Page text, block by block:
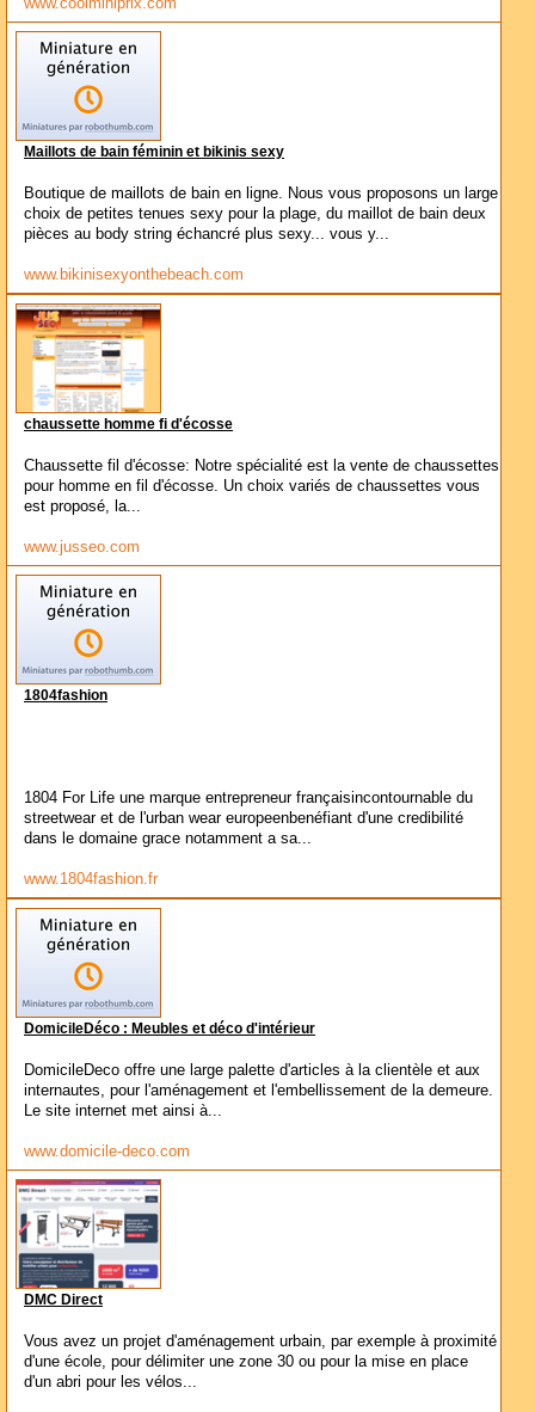
Maillots de bain féminin et bikinis sexy
Boutique de maillots de bain en ligne. Nous vous proposons un large
choix de petites tenues sexy pour la plage, du maillot de bain deux
pièces au body string échancré plus sexy... vous y...
www.bikinisexyonthebeach.com
chaussette homme fi d'écosse
Chaussette fil d'écosse: Notre spécialité est la vente de chaussettes
pour homme en fil d'écosse. Un choix variés de chaussettes vous
est proposé, la...
www.jusseo.com
1804fashion
1804 For Life une marque entrepreneur françaisincontournable du
streetwear et de l'urban wear europeenbenéfiant d'une credibilité
dans le domaine grace notamment a sa...
www.1804fashion.fr
DomicileDéco : Meubles et déco d'intérieur
DomicileDeco offre une large palette d'articles à la clientèle et aux
internautes, pour l'aménagement et l'embellissement de la demeure.
Le site internet met ainsi à...
www.domicile-deco.com
DMC Direct
Vous avez un projet d'aménagement urbain, par exemple à proximité
d'une école, pour délimiter une zone 30 ou pour la mise en place
d'un abri pour les vélos...